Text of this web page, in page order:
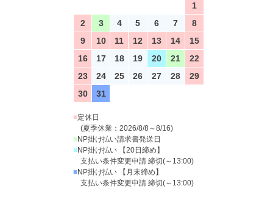
1
2
3 4 5 6 7
8
9
10 11 12 13 14
15
16
17 18 19 20 21
22
23
24 25 26 27 28
29
30
31
■定休日
(夏季休業：2026/8/8～8/16)
■NP掛け払い請求書発送日
■NP掛け払い 【20日締め】
支払い条件変更申請 締切(～13:00)
■NP掛け払い 【月末締め】
支払い条件変更申請 締切(～13:00)